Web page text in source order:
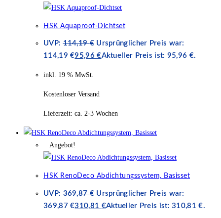
HSK Aquaproof-Dichtset
UVP: 114,19€ Ursprünglicher Preis war:
114,19 €95,96€Aktueller Preis ist: 95,96 €.
inkl. 19 % MwSt.
Kostenloser Versand
Lieferzeit: ca. 2-3 Wochen
Angebot!
HSK RenoDeco Abdichtungssystem, Basisset
UVP: 369,87€ Ursprünglicher Preis war:
369,87 €310,81 €Aktueller Preis ist: 310,81 €.